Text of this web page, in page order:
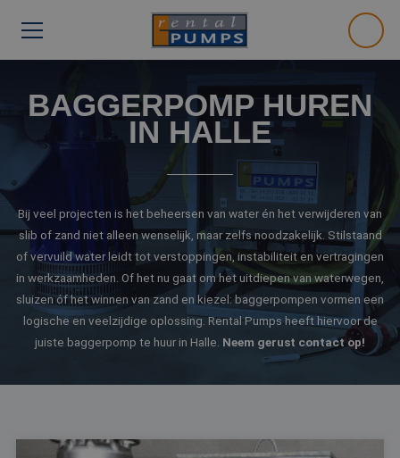
BAGGERPOMP HUREN
IN HALLE
Bij veel projecten is het beheersen van water én het verwijderen van
slib of zand niet alleen wenselijk, maar zelfs noodzakelijk. Stilstaand
of vervuild water leidt tot verstoppingen, instabiliteit en vertragingen
in werkzaamheden. Of het nu gaat om het uitdiepen van waterwegen,
sluizen óf het winnen van zand en kiezel: baggerpompen vormen een
logische en veelzijdige oplossing. Rental Pumps heeft hiervoor de
juiste baggerpomp te huur in Halle. Neem gerust contact op!